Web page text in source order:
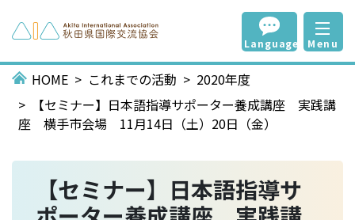
Language Menu
HOME これまでの活動
2020年度
【セミナー】日本語指導サポーター養成講座 実践講
座 横手市会場 11月14日（土）20日（金）
【セミナー】日本語指導サ